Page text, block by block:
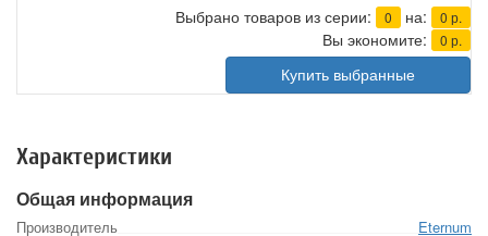
Выбрано товаров из серии: 0 на: 0 р.
Вы экономите: 0 р.
Купить выбранные
Характеристики
Общая информация
Производитель
Eternum